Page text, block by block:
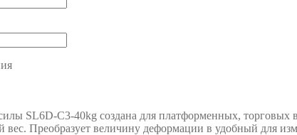
SL6D-С3-40kg создана для платформенных,
вес. Преобразует величину деформации в удобный для